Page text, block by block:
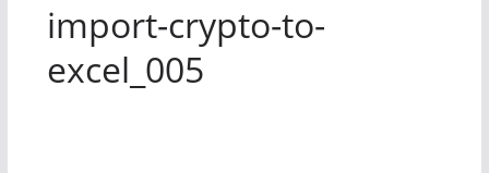
import-crypto-to-
excel_005